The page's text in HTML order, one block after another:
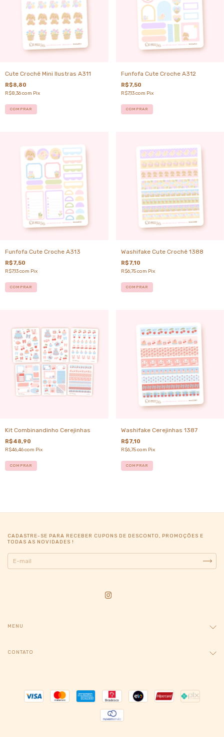
Cute Crochê Mini Ilustras A311
R$8,80
R$8,36com Pix
COMPRAR
Funfofa Cute Croche A312
R$7,50
R$7,13com Pix
COMPRAR
Funfofa Cute Croche A313
R$7,50
R$7,13com Pix
COMPRAR
Washifake Cute Crochê 1388
R$7,10
R$6,75com Pix
COMPRAR
Kit Combinandinho Cerejinhas
R$48,90
R$46,46com Pix
COMPRAR
Washifake Cerejinhas 1387
R$7,10
R$6,75com Pix
COMPRAR
CADASTRE-SE PARA RECEBER CUPONS DE DESCONTO, PROMOÇÕES E
TODAS AS NOVIDADES !
MENU
CONTATO